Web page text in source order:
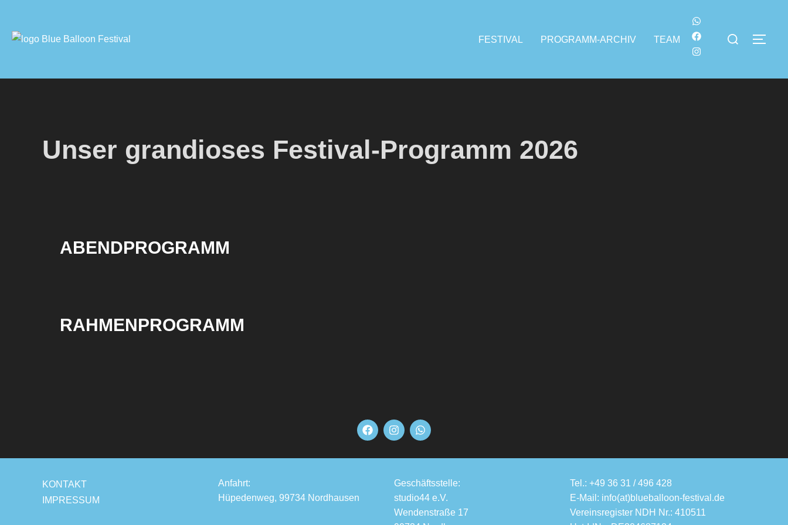
FESTIVAL PROGRAMM-ARCHIV TEAM
Unser grandioses Festival-Programm 2026
ABENDPROGRAMM
RAHMENPROGRAMM
KONTAKT
IMPRESSUM
Anfahrt:
Hüpedenweg, 99734 Nordhausen
Geschäftsstelle:
studio44 e.V.
Wendenstraße 17
Tel.: +49 36 31 / 496 428
E-Mail: info(at)blueballoon-festival.de
Vereinsregister NDH Nr.: 410511